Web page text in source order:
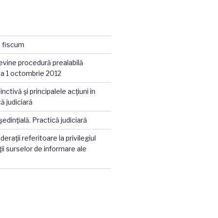
fiscum
procedură prealabilă
1 octombrie 2012
şi principalele acţiuni în
judiciară
Practică judiciară
referitoare la privilegiul
surselor de informare ale